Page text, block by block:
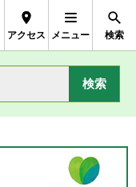
アクセス メニュー 検索